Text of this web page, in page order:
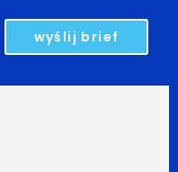
wyślij brief